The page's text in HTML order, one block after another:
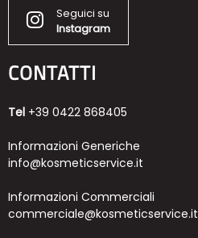
Seguici su
Instagram
CONTATTI
Tel +39 0422 868405
Informazioni Generiche
info@kosmeticservice.it
Informazioni Commerciali
commerciale@kosmeticservice.it